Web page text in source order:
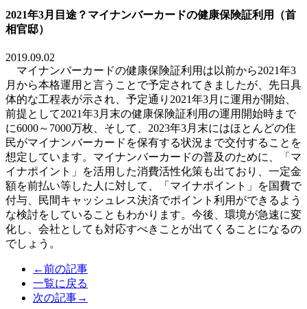
2021年3月目途？マイナンバーカードの健康保険証利用（首
相官邸）
2019.09.02
マイナンバーカードの健康保険証利用は以前から2021年3
月から本格運用と言うことで予定されてきましたが、先日具
体的な工程表が示され、予定通り 2021年3月に運用が開始、
前提として2021年3月末の健康保険証利用の運用開始時まで
に6000～ 7000万枚、そして、 2023年3月末にはほとんどの住
民がマイナンバーカードを保有する状況まで交付することを
想定しています。マイナンバーカードの普及のために、「マ
イナポイント」を活用した消費活性化策も出ており、一定金
額を前払い等した人に対して、「マイナポイント」を国費で
付与、民間キャッシュレス決済でポイント利用ができるよう
な検討をしていることもわかります。今後、環境が急速に変
化し、会社としても対応すべきことが出てくることになるの
でしょう。
←前の記事
一覧に戻る
次の記事→